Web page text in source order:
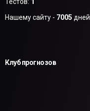
Нашему сайту - 7005 дней
Клуб прогнозов